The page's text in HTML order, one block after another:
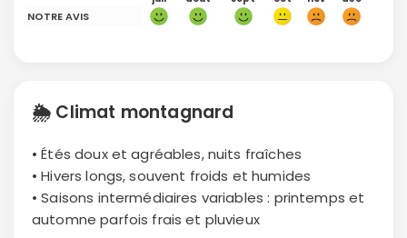
NOTRE AVIS
🌦 Climat montagnard
• Étés doux et agréables, nuits fraîches
• Hivers longs, souvent froids et humides
• Saisons intermédiaires variables : printemps et
automne parfois frais et pluvieux